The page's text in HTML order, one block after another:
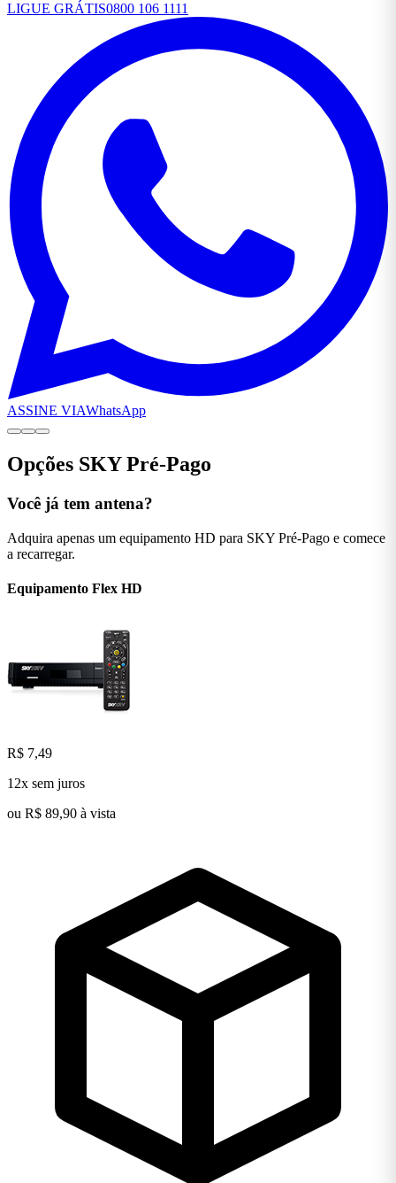
LIGUE GRÁTIS0800 106 1111
ASSINE VIAWhatsApp
Opções SKY Pré-Pago
Você já tem antena?
Adquira apenas um equipamento HD para SKY Pré-Pago e comece
a recarregar.
Equipamento Flex HD
R$ 7,49
12x sem juros
ou R$ 89,90 à vista